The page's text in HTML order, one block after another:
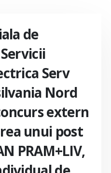
de
Serv
Nord
extern
unui post
PRAM+LIV,